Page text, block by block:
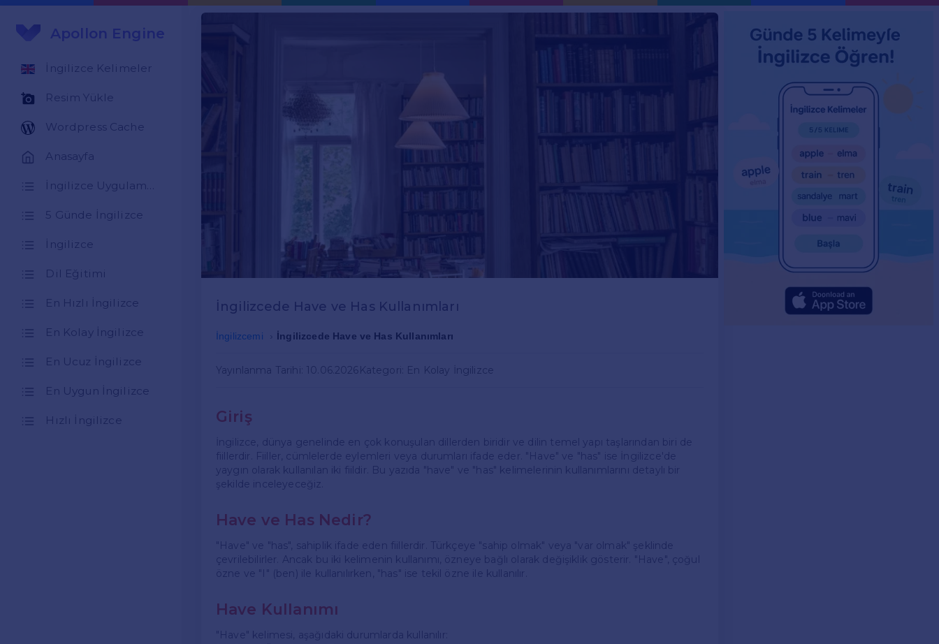
Apollon Engine
İngilizce Kelimeler
Resim Yükle
Wordpress Cache
Anasayfa
5 Günde İngilizce
İngilizce
Dil Eğitimi
En Hızlı İngilizce
En Kolay İngilizce
En Ucuz İngilizce
En Uygun İngilizce
Hızlı İngilizce
İngilizcede Have ve Has Kullanımları
İngilizcemi İngilizcede Have ve Has Kullanımları
Yayınlanma Tarihi: 10.06.2026 Kategori: En Kolay İngilizce
Giriş
İngilizce, dünya genelinde en çok konuşulan dillerden biridir ve dilin temel yapı taşlarından biri de
fiillerdir. Fiiller, cümlelerde eylemleri veya durumları ifade eder. "Have" ve "has" ise İngilizce'de
yaygın olarak kullanılan iki fiildir. Bu yazıda "have" ve "has" kelimelerinin kullanımlarını detaylı bir
şekilde inceleyeceğiz.
Have ve Has Nedir?
"Have" ve "has", sahiplik ifade eden fiillerdir. Türkçeye "sahip olmak" veya "var olmak" şeklinde
çevrilebilirler. Ancak bu iki kelimenin kullanımı, özneye bağlı olarak değişiklik gösterir. "Have", çoğul
özne ve "I" (ben) ile kullanılırken, "has" ise tekil özne ile kullanılır.
Have Kullanımı
"Have" kelimesi, aşağıdaki durumlarda kullanılır: